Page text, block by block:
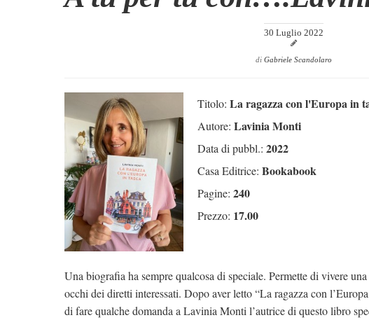
30 Luglio 2022
di Gabriele Scandolaro
Titolo: La ragazza con l'Europa in
Autore: Lavinia Monti
Data di pubbl.: 2022
Casa Editrice: Bookabook
Pagine: 240
Prezzo: 17.00
Una biografia ha sempre qualcosa di speciale. Permette di vivere
occhi dei diretti interessati. Dopo aver letto “La ragazza con
di fare qualche domanda a Lavinia Monti l’autrice di questo libro